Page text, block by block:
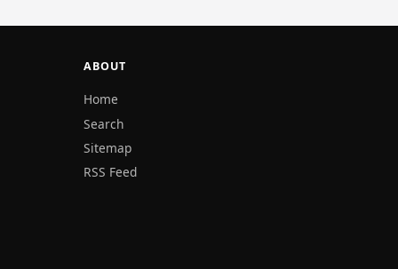
ABOUT
Home
Search
Sitemap
RSS Feed